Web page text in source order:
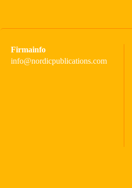
Firmainfo
info@nordicpublications.com